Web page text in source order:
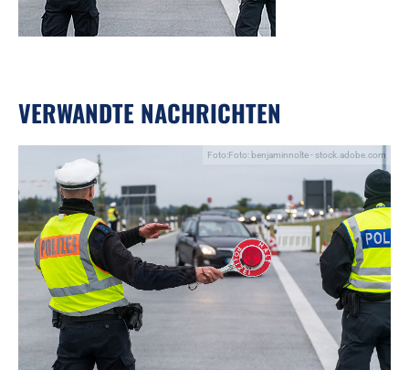
VERWANDTE NACHRICHTEN
Foto:Foto: benjaminnolte - stock.adobe.com